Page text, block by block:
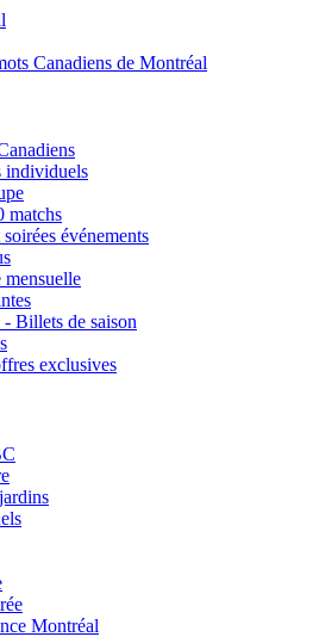
individuels
matchs
événements
mensuelle
Billets de saison
exclusives
Montréal